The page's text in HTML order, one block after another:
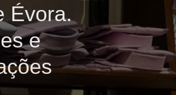
Évora.
e